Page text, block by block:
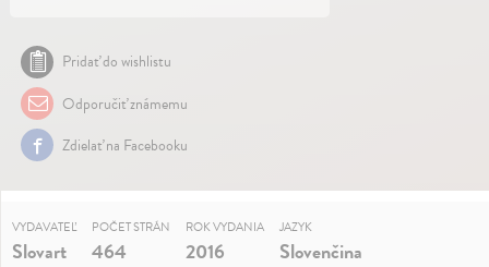
Pridať do wishlistu
Odporučiť známemu
Zdielať na Facebooku
VYDAVATEĽ
Slovart
POČET STRÁN
464
ROK VYDANIA
2016
JAZYK
Slovenčina